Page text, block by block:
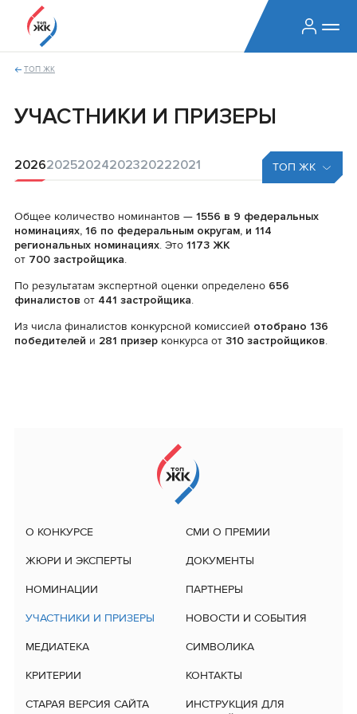
ТОП ЖК
УЧАСТНИКИ И ПРИЗЕРЫ
202620252024202320222021 ТОП ЖК
Общее количество номинантов — 1556 в 9 федеральных
номинациях, 16 по федеральным округам, и 114
региональных номинациях. Это 1173 ЖК
от 700 застройщика.
По результатам экспертной оценки определено 656
финалистов от 441 застройщика.
Из числа финалистов конкурсной комиссией отобрано 136
победителей и 281 призер конкурса от 310 застройщиков.
О КОНКУРСЕ
ЖЮРИ И ЭКСПЕРТЫ
НОМИНАЦИИ
УЧАСТНИКИ И ПРИЗЕРЫ
МЕДИАТЕКА
КРИТЕРИИ
СТАРАЯ ВЕРСИЯ САЙТА
СМИ О ПРЕМИИ
ДОКУМЕНТЫ
ПАРТНЕРЫ
НОВОСТИ И СОБЫТИЯ
СИМВОЛИКА
КОНТАКТЫ
ИНСТРУКЦИЯ ДЛЯ